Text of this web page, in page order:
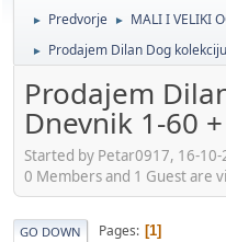
► Predvorje ► MALI I VELIKI
► Prodajem Dilan Dog
Prodajem
Dnevnik 1-60
Started by Petar0917, 16-
0 Members and 1 Guest are
GO DOWN Pages 1